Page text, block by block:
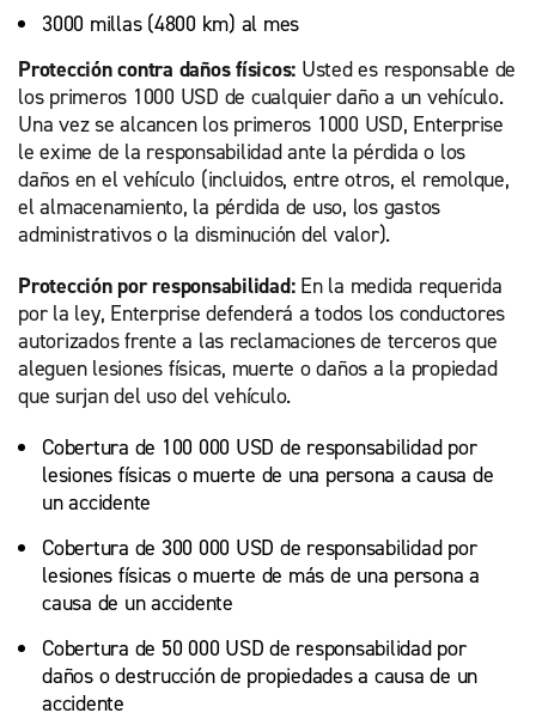
3000 millas (4800 km) al mes
Protección contra daños físicos: Usted es responsable de
los primeros 1000 USD de cualquier daño a un vehículo.
Una vez se alcancen los primeros 1000 USD, Enterprise
le exime de la responsabilidad ante la pérdida o los
daños en el vehículo (incluidos, entre otros, el remolque,
el almacenamiento, la pérdida de uso, los gastos
administrativos o la disminución del valor).
Protección por responsabilidad:En la medida requerida
por la ley, Enterprise defenderá a todos los conductores
autorizados frente a las reclamaciones de terceros que
aleguen lesiones físicas, muerte o daños a la propiedad
que surjan del uso del vehículo.
Cobertura de 100 000 USD de responsabilidad por
lesiones físicas o muerte de una persona a causa de
un accidente
Cobertura de 300 000 USD de responsabilidad por
lesiones físicas o muerte de más de una persona a
causa de un accidente
Cobertura de 50 000 USD de responsabilidad por
daños o destrucción de propiedades a causa de un
accidente